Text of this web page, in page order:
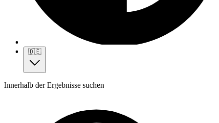
🇩🇪
Innerhalb der Ergebnisse suchen